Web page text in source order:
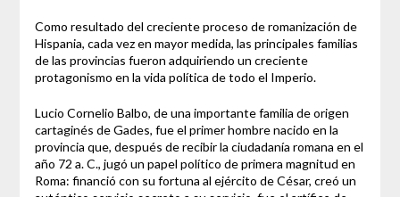
Como resultado del creciente proceso de romanización de
Hispania, cada vez en mayor medida, las principales familias
de las provincias fueron adquiriendo un creciente
protagonismo en la vida política de todo el Imperio.
Lucio Cornelio Balbo, de una importante familia de origen
cartaginés de Gades, fue el primer hombre nacido en la
provincia que, después de recibir la ciudadanía romana en el
año 72 a. C., jugó un papel político de primera magnitud en
Roma: financió con su fortuna al ejército de César, creó un